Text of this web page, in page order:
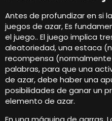
Antes de profundizar en si
juegos de azar, Es
el juego.. El juego implica
aleatoriedad, una estaca
recompensa (normalmente
palabras, para que una
de azar, debe haber una
posibilidades de ganar un
elemento de azar.